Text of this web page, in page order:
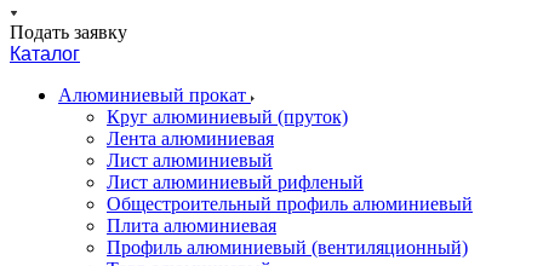
Подать заявку
Каталог
Алюминиевый прокат
Круг алюминиевый (пруток)
Лента алюминиевая
Лист алюминиевый
Лист алюминиевый рифленый
Общестроительный профиль алюминиевый
Плита алюминиевая
Профиль алюминиевый (вентиляционный)